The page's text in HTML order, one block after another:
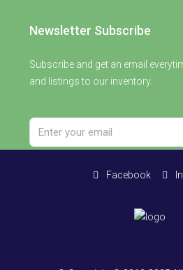
Newsletter Subscribe
Subscribe and get an email
and listings to our inventory.
Facebook